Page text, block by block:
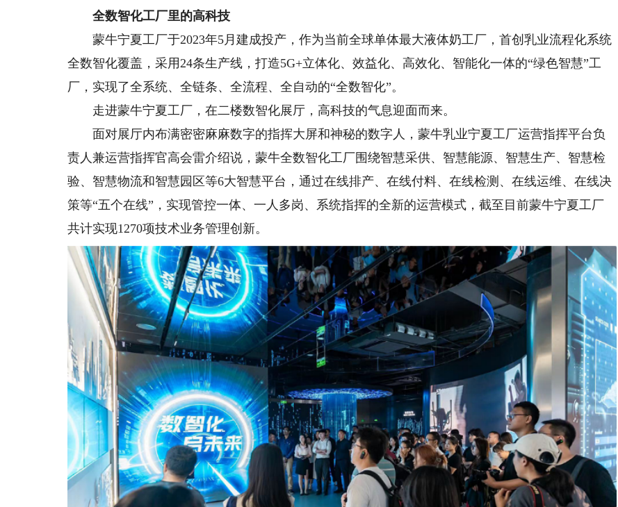
全数智化工厂里的高科技
蒙牛宁夏工厂于2023年5月建成投产，作为当前全球单体最大液体奶工厂，首创乳业流程化系统
全数智化覆盖，采用24条生产线，打造5G+立体化、效益化、高效化、智能化一体的“绿色智慧”工
厂，实现了全系统、全链条、全流程、全自动的“全数智化”。
走进蒙牛宁夏工厂，在二楼数智化展厅，高科技的气息迎面而来。
面对展厅内布满密密麻麻数字的指挥大屏和神秘的数字人，蒙牛乳业宁夏工厂运营指挥平台负
责人兼运营指挥官高会雷介绍说，蒙牛全数智化工厂围绕智慧采供、智慧能源、智慧生产、智慧检
验、智慧物流和智慧园区等6大智慧平台，通过在线排产、在线付料、在线检测、在线运维、在线决
策等“五个在线”，实现管控一体、一人多岗、系统指挥的全新的运营模式，截至目前蒙牛宁夏工厂
共计实现1270项技术业务管理创新。